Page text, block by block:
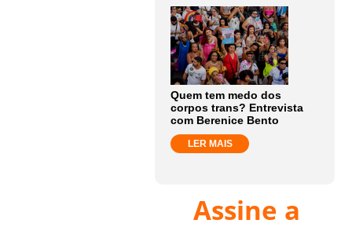
Quem tem medo dos
corpos trans? Entrevista
com Berenice Bento
LER MAIS
Assine a